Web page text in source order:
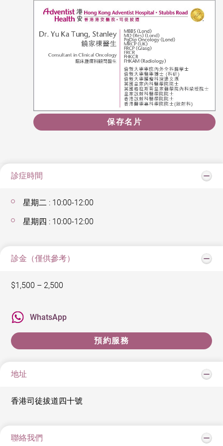
保存名片
診症時間
星期二 : 10:00-12:00
星期四 : 10:00-12:00
診金（僅供參考）
$1,500 – 2,500
WhatsApp
預約服務
地址
香港司徒拔道四十號
聯絡我們